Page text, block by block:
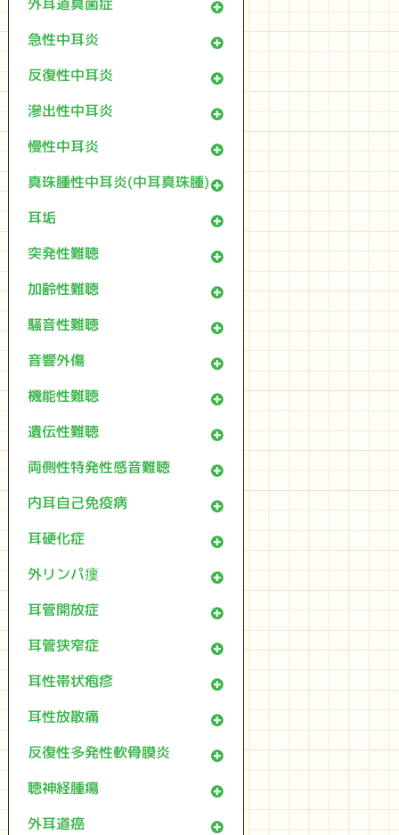
急性中耳炎
反復性中耳炎
滲出性中耳炎
慢性中耳炎
真珠腫性中耳炎(中耳真珠腫)
耳垢
突発性難聴
加齢性難聴
騒音性難聴
音響外傷
機能性難聴
遺伝性難聴
両側性特発性感音難聴
内耳自己免疫病
耳硬化症
外リンパ瘻
耳管開放症
耳管狭窄症
耳性帯状疱疹
耳性放散痛
反復性多発性軟骨膜炎
聴神経腫瘍
外耳道癌